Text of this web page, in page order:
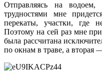
Отправляясь на
трудностями мне
перекаты, участки, где
Поэтому на сей раз мне
была рассчитана
по окнам в траве, а вторая